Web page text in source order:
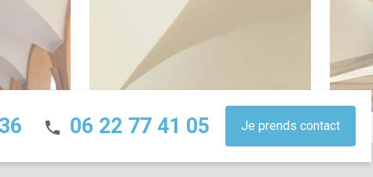
phone 06 22 77 41 05 Je prends contact